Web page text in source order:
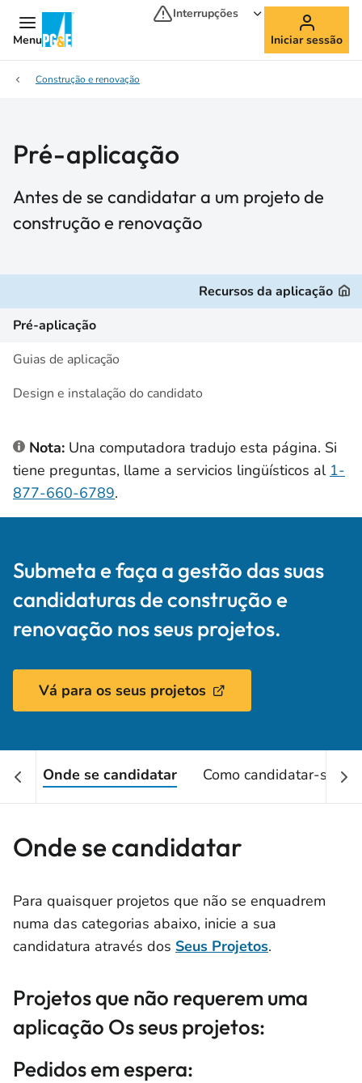
Menu
Interrupções
Iniciar sessão
Construção e renovação
Pré-aplicação
Antes de se candidatar a um projeto de
construção e renovação
Recursos da aplicação
Pré-aplicação
Guias de aplicação
Design e instalação do candidato
Nota: Una computadora tradujo esta página. Si
tiene preguntas, llame a servicios lingüísticos al 1-
877-660-6789.
Submeta e faça a gestão das suas
candidaturas de construção e
renovação nos seus projetos.
Vá para os seus projetos
Onde se candidatar Como candidatar-se
Onde se candidatar
Para quaisquer projetos que não se enquadrem
numa das categorias abaixo, inicie a sua
candidatura através dos Seus Projetos.
Projetos que não requerem uma
aplicação Os seus projetos:
Pedidos em espera: